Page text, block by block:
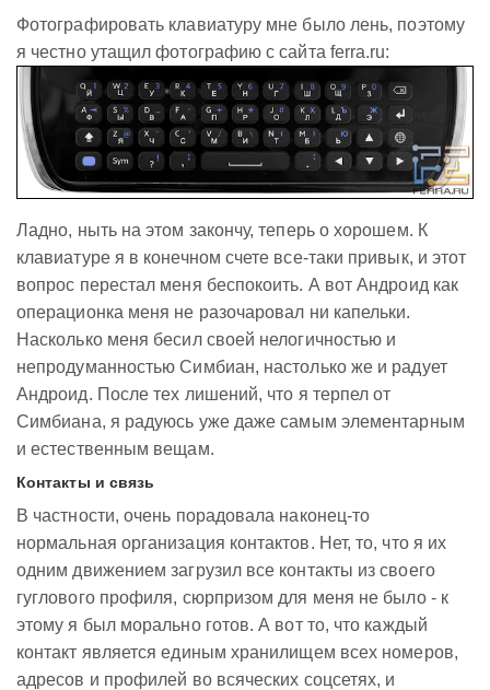
Фотографировать клавиатуру мне было лень, поэтому
я честно утащил фотографию с сайта ferra.ru:
Ладно, ныть на этом закончу, теперь о хорошем. К
клавиатуре я в конечном счете все-таки привык, и этот
вопрос перестал меня беспокоить. А вот Андроид как
операционка меня не разочаровал ни капельки.
Насколько меня бесил своей нелогичностью и
непродуманностью Симбиан, настолько же и радует
Андроид. После тех лишений, что я терпел от
Симбиана, я радуюсь уже даже самым элементарным
и естественным вещам.
Контакты и связь
В частности, очень порадовала наконец-то
нормальная организация контактов. Нет, то, что я их
одним движением загрузил все контакты из своего
гуглового профиля, сюрпризом для меня не было - к
этому я был морально готов. А вот то, что каждый
контакт является единым хранилищем всех номеров,
адресов и профилей во всяческих соцсетях, и